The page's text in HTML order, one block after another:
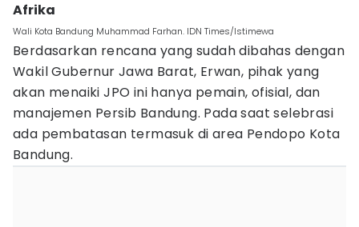
Afrika
Wali Kota Bandung Muhammad Farhan. IDN Times/Istimewa
Berdasarkan rencana yang sudah dibahas dengan
Wakil Gubernur Jawa Barat, Erwan, pihak yang
akan menaiki JPO ini hanya pemain, ofisial, dan
manajemen Persib Bandung. Pada saat selebrasi
ada pembatasan termasuk di area Pendopo Kota
Bandung.